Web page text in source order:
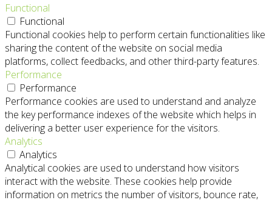
Functional
Functional
Functional cookies help to perform certain functionalities like
sharing the content of the website on social media
platforms, collect feedbacks, and other third-party features.
Performance
Performance
Performance cookies are used to understand and analyze
the key performance indexes of the website which helps in
delivering a better user experience for the visitors.
Analytics
Analytics
Analytical cookies are used to understand how visitors
interact with the website. These cookies help provide
information on metrics the number of visitors, bounce rate,